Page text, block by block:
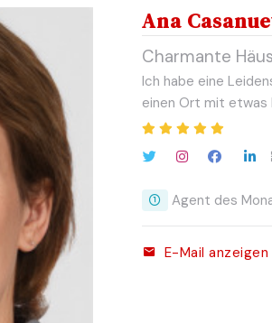
Ana
Charmante
Ich habe eine
einen Ort mit etwas
Agent des
E-Mail anzeigen